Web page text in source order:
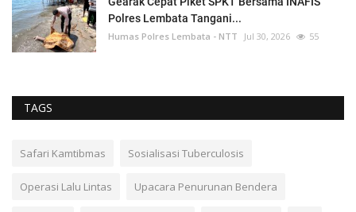
Polres Lembata Tangani...
Humas Polres Lembata - NTT Jul 30, 2026 55
TAGS
Safari Kamtibmas Sosialisasi Tuberculosis
Operasi Lalu Lintas Upacara Penurunan Bendera